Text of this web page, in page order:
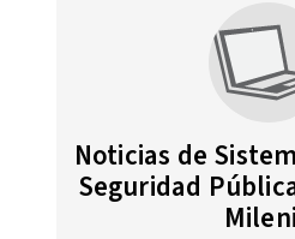
Noticias de
Seguridad